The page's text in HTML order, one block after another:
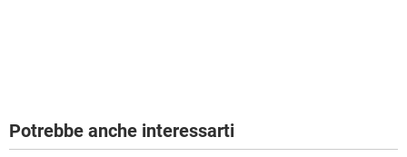
Potrebbe anche interessarti